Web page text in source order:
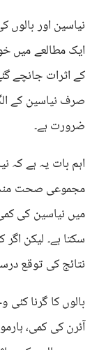
نیاسین اور
ایک مطالعے میں
کے اثرات جانچے
صرف نیاسین کے
ضرورت ہے۔
اہم بات یہ ہے کہ
مجموعی صحت مند
میں نیاسین کی
سکتا ہے۔ لیکن
نتائج کی توقع
بالوں کا گرنا کئی
آئرن کی کمی،